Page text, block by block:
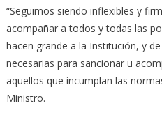
“Seguimos siendo inflexibles y
acompañar a todos y todas las
hacen grande a la Institución, y
necesarias para sancionar u
aquellos que incumplan las
Ministro.